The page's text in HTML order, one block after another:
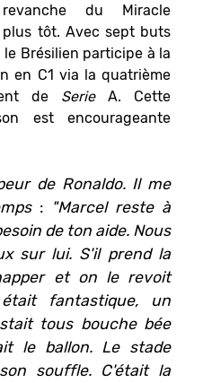
du Miracle
tôt. Avec sept buts
Brésilien participe à la
en C1 via la quatrième
de SerieA. Cette
est encourageante
de Ronaldo. Il me
: "Marcel reste à
de ton aide. Nous
sur lui. S'il prend la
et on le revoit
était fantastique, un
tous bouche bée
le ballon. Le stade
souffle. C'était la